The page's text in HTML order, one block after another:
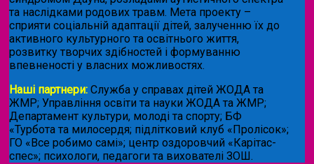
та наслідками родових травм. Мета проекту –
сприяти соціальній адаптації дітей, залученню їх до
активного культурного та освітнього життя,
розвитку творчих здібностей і формуванню
впевненості у власних можливостях.
Наші партнери: Служба у справах дітей ЖОДА та
ЖМР; Управління освіти та науки ЖОДА та ЖМР;
Департамент культури, молоді та спорту; БФ
«Турбота та милосердя; підлітковий клуб «Пролісок»;
ГО «Все робимо самі»; центр оздоровчий «Карітас-
спес»; психологи, педагоги та вихователі ЗОШ.